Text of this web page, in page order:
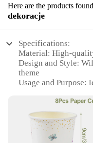
Here are the products
dekoracje
Specifications:
Material: High-
Design and Style:
theme
Usage and Purpose:
Performance and
chipping
Parts and